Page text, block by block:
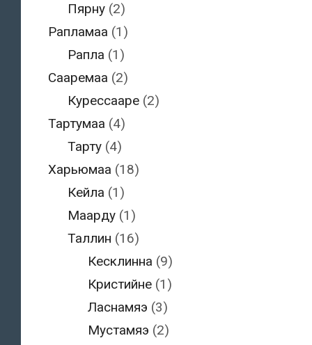
Пярну (2)
Рапламаа (1)
Рапла (1)
Сааремаа (2)
Курессааре (2)
Тартумаа (4)
Тарту (4)
Харьюмаа (18)
Кейла (1)
Маарду (1)
Таллин (16)
Кесклинна (9)
Кристийне(1)
Ласнамяэ (3)
Мустамяэ (2)